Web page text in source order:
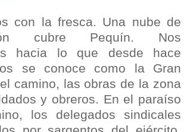
con la fresca. Una nube de
cubre Pequín. Nos
hacia lo que desde hace
se conoce como la Gran
camino, las obras de la zona
y obreros. En el paraíso
los delegados sindicales